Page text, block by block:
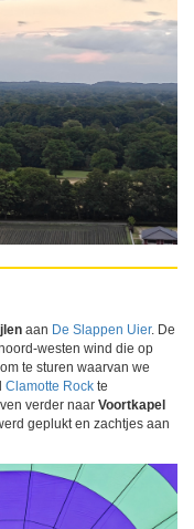
aan De Slappen Uier. De
westen wind die op
te sturen waarvan we
Clamotte Rock te
verder naar Voortkapel
geplukt en zachtjes aan